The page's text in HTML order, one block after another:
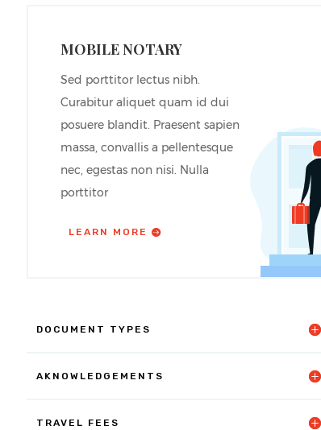
MOBILE NOTARY
Sed porttitor lectus nibh.
Curabitur aliquet quam id dui
posuere blandit. Praesent sapien
massa, convallis a pellentesque
nec, egestas non nisi. Nulla
porttitor
LEARN MORE
DOCUMENT TYPES
AKNOWLEDGEMENTS
TRAVEL FEES